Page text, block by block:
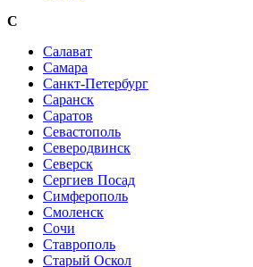
С
Салават
Самара
Санкт-Петербург
Саранск
Саратов
Севастополь
Северодвинск
Северск
Сергиев Посад
Симферополь
Смоленск
Сочи
Ставрополь
Старый Оскол